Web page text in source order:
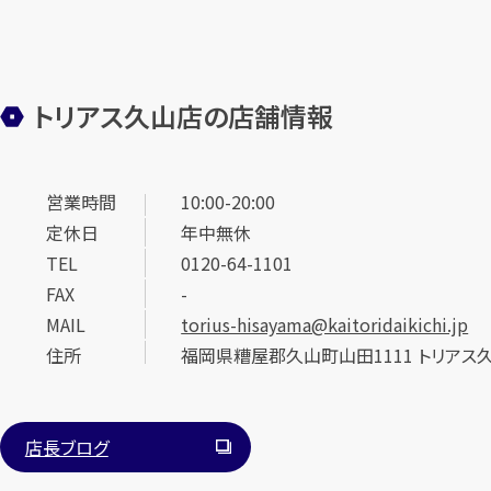
トリアス久山店の店舗情報
営業時間
10:00-20:00
定休日
年中無休
TEL
0120-64-1101
FAX
-
MAIL
torius-hisayama@kaitoridaikichi.jp
住所
福岡県糟屋郡久山町山田1111 トリアス
店長ブログ